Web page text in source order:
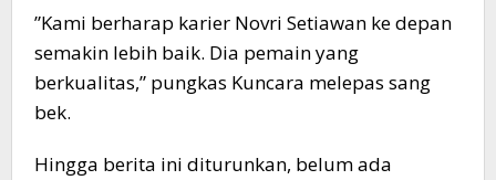
​”Kami berharap karier Novri Setiawan ke depan
semakin lebih baik. Dia pemain yang
berkualitas,” pungkas Kuncara melepas sang
bek.
​Hingga berita ini diturunkan, belum ada